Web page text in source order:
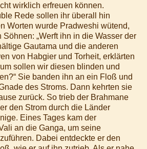
wirklich erfreuen können.
Rede sollen ihr überall hin
Worten wurde Pradweshi wütend,
„Werft ihn in die Wasser der
Gautama und die anderen
von Habgier und Torheit, erklärten
sollen wir diesen blinden und
Sie banden ihn an ein Floß und
des Stroms. Dann kehrten sie
zurück. So trieb der Brahmane
den Strom durch die Länder
Eines Tages kam der
an die Ganga, um seine
Dabei entdeckte er den